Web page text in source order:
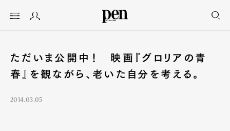
ただいま公開中！ 映画『グロリアの青
春』を観ながら、老いた自分を考える。
2014.03.05